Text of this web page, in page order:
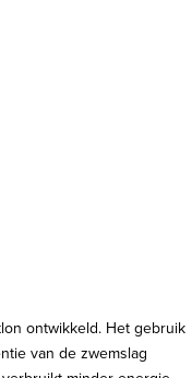
ontwikkeld. Het gebruik
van de zwemslag